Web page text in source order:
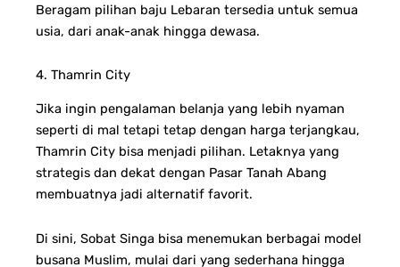
Beragam pilihan baju Lebaran tersedia untuk semua
usia, dari anak-anak hingga dewasa.
4. Thamrin City
Jika ingin pengalaman belanja yang lebih nyaman
seperti di mal tetapi tetap dengan harga terjangkau,
Thamrin City bisa menjadi pilihan. Letaknya yang
strategis dan dekat dengan Pasar Tanah Abang
membuatnya jadi alternatif favorit.
Di sini, Sobat Singa bisa menemukan berbagai model
busana Muslim, mulai dari yang sederhana hingga